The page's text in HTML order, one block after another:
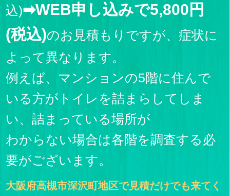
込)➡WEB申し込みで5,800円
(税込)のお見積もりですが、症状に
よって異なります。
例えば、マンションの5階に住んで
いる方がトイレを詰まらしてしま
い、詰まっている場所が
わからない場合は各階を調査する必
要がございます。
大阪府高槻市深沢町地区で見積だけでも来てく